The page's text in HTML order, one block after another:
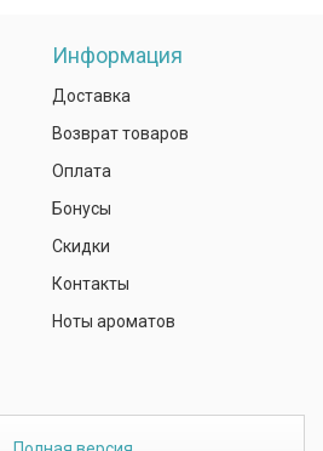
Информация
Доставка
Возврат товаров
Оплата
Бонусы
Скидки
Контакты
Ноты ароматов